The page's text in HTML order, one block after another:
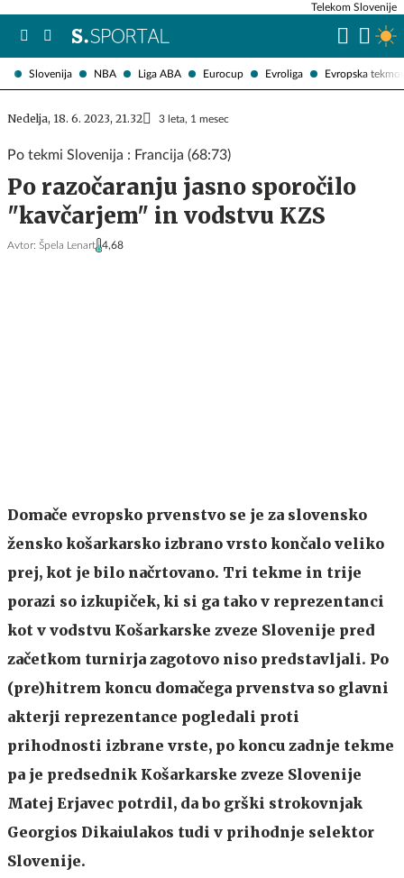
Slovenija NBA Liga ABA Eurocup Evroliga Evropska
Telekom Slovenije
Nedelja, 18. 6. 2023, 21.32 3 leta, 1 mesec
Po tekmi Slovenija : Francija (68:73)
Po razočaranju jasno sporočilo
"kavčarjem" in vodstvu KZS
Avtor: Špela Lenart 4,68
Domače evropsko prvenstvo se je za slovensko
žensko košarkarsko izbrano vrsto končalo veliko
prej, kot je bilo načrtovano. Tri tekme in trije
porazi so izkupiček, ki si ga tako v reprezentanci
kot v vodstvu Košarkarske zveze Slovenije pred
začetkom turnirja zagotovo niso predstavljali. Po
(pre)hitrem koncu domačega prvenstva so glavni
akterji reprezentance pogledali proti
prihodnosti izbrane vrste, po koncu zadnje tekme
pa je predsednik Košarkarske zveze Slovenije
Matej Erjavec potrdil, da bo grški strokovnjak
Georgios Dikaiulakos tudi v prihodnje selektor
Slovenije.